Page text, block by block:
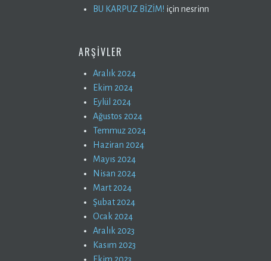
BU KARPUZ BİZİM! için nesrinn
ARŞIVLER
Aralık 2024
Ekim 2024
Eylül 2024
Ağustos 2024
Temmuz 2024
Haziran 2024
Mayıs 2024
Nisan 2024
Mart 2024
Şubat 2024
Ocak 2024
Aralık 2023
Kasım 2023
Ekim 2023